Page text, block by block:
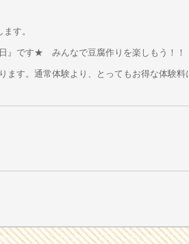
す。
』です★ みんなで豆腐作りを楽しもう！！
ります。通常体験より、とってもお得な体